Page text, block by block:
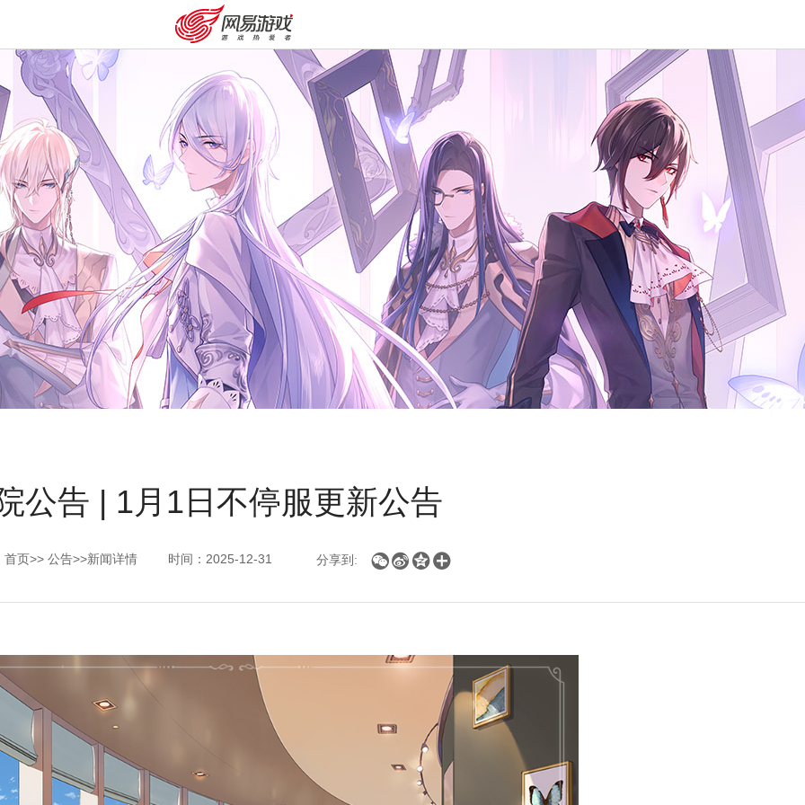
安卓充值 客服中心
公告 | 1月1日不停服更新公告
首页>> 公告>>新闻详情 时间：2025-12-31 分享到:  